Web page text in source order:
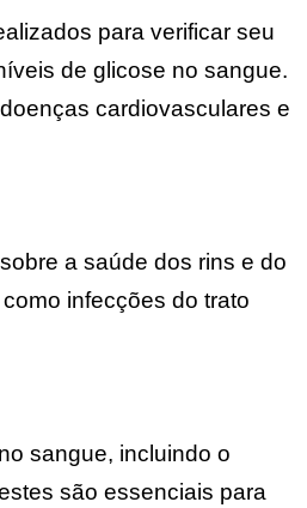
para verificar seu
de glicose no sangue.
cardiovasculares e
a saúde dos rins e do
infecções do trato
sangue, incluindo o
são essenciais para